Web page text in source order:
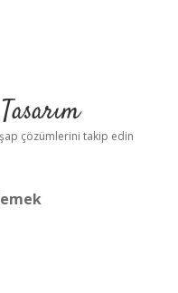
çözümlerini takip edin